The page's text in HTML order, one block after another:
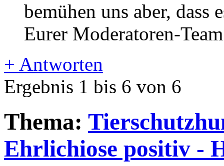
bemühen uns aber, dass
Eurer Moderatoren-Team
+ Antworten
Ergebnis 1 bis 6 von 6
Thema:
Ehrlichiose positiv -